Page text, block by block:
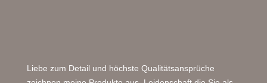
Liebe zum Detail und höchste Qualitätsansprüche